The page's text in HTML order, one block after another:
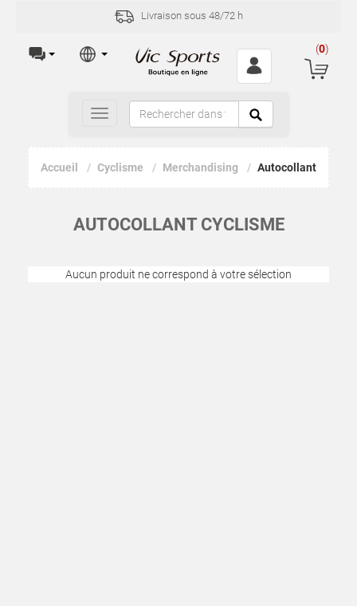
Livraison sous 48/72 h
(0)
Toggle
navigation
Accueil Cyclisme Merchandising Autocollant
AUTOCOLLANT CYCLISME
Aucun produit ne correspond à votre sélection